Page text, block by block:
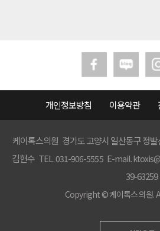
개인정보방침 이용약관
케이톡스의원 경기도 고양시 일산동구 정
김현수 TEL.031-906-5555E-mail.
39-63259
Copyright ©케이톡스 의원.